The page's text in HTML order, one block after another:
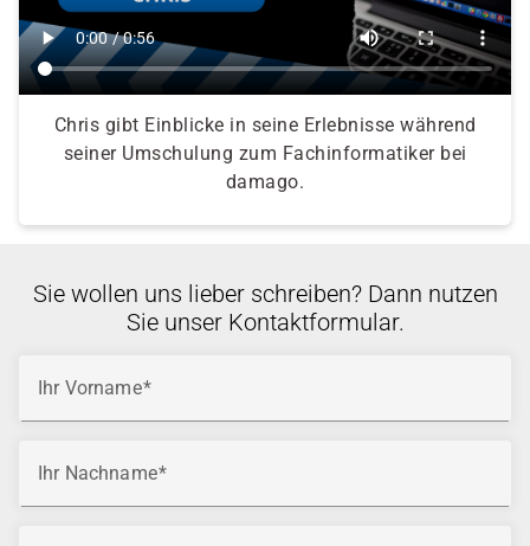
Chris gibt Einblicke in seine Erlebnisse während
seiner Umschulung zum Fachinformatiker bei
damago.
Sie wollen uns lieber schreiben? Dann nutzen
Sie unser Kontaktformular.
Ihr Vorname
Ihr Nachname